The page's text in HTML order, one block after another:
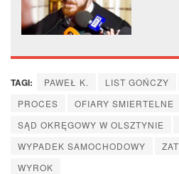
TAGI: PAWEŁ K. LIST GOŃCZY
PROCES
OFIARY SMIERTELNE
SĄD OKRĘGOWY W OLSZTYNIE
WYPADEK SAMOCHODOWY
WYROK